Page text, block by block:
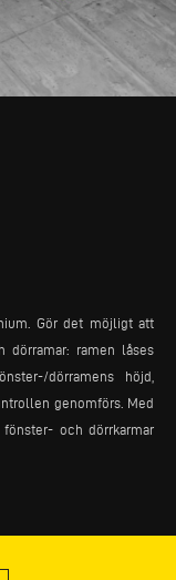
Gör det möjligt att
dörramar: ramen låses
dörramens höjd,
genomförs. Med
och dörrkarmar